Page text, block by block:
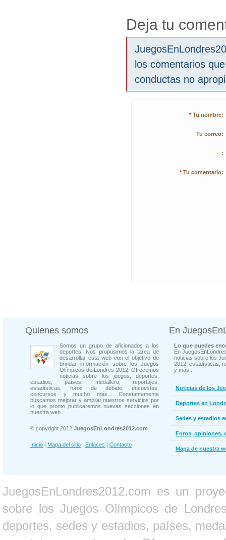
Deja tu
los comentarios
conductas no
* Tu nombre:
Tu correo:
:
* Tu comentario:
Quienes somos
Somos un grupo de aficionados a los
deportes. Nos propusimos la tarea de
desarrollar esta web con el objetivo de
brindar información sobre los Juegos
Olímpicos de Londres 2012. Ofrecemos
noticias sobre los juegos, deportes,
estadios, países, medallero, reportajes,
estadísticas, foros de debate, encuestas,
concursos y mucho más... Constantemente
buscamos mejorar y ampliar nuestros servicios por
lo que pronto publicaremos nuevas secciones en
nuestra web.
© copyright 2012 JuegosEnLondres2012.com
Inicio | Mapa del sitio | Enlaces | Contacto
En
Lo que puedes
En
noticias sobre los
2012, estadísticas,
y más...
Noticias de los
Deportes en
Sedes y estadios
Foros, opiniones,
Mapa de nuestra
JuegosEnLondres2012.com es un
sobre los Juegos Olímpicos de
deportes, sedes y estadios, países,